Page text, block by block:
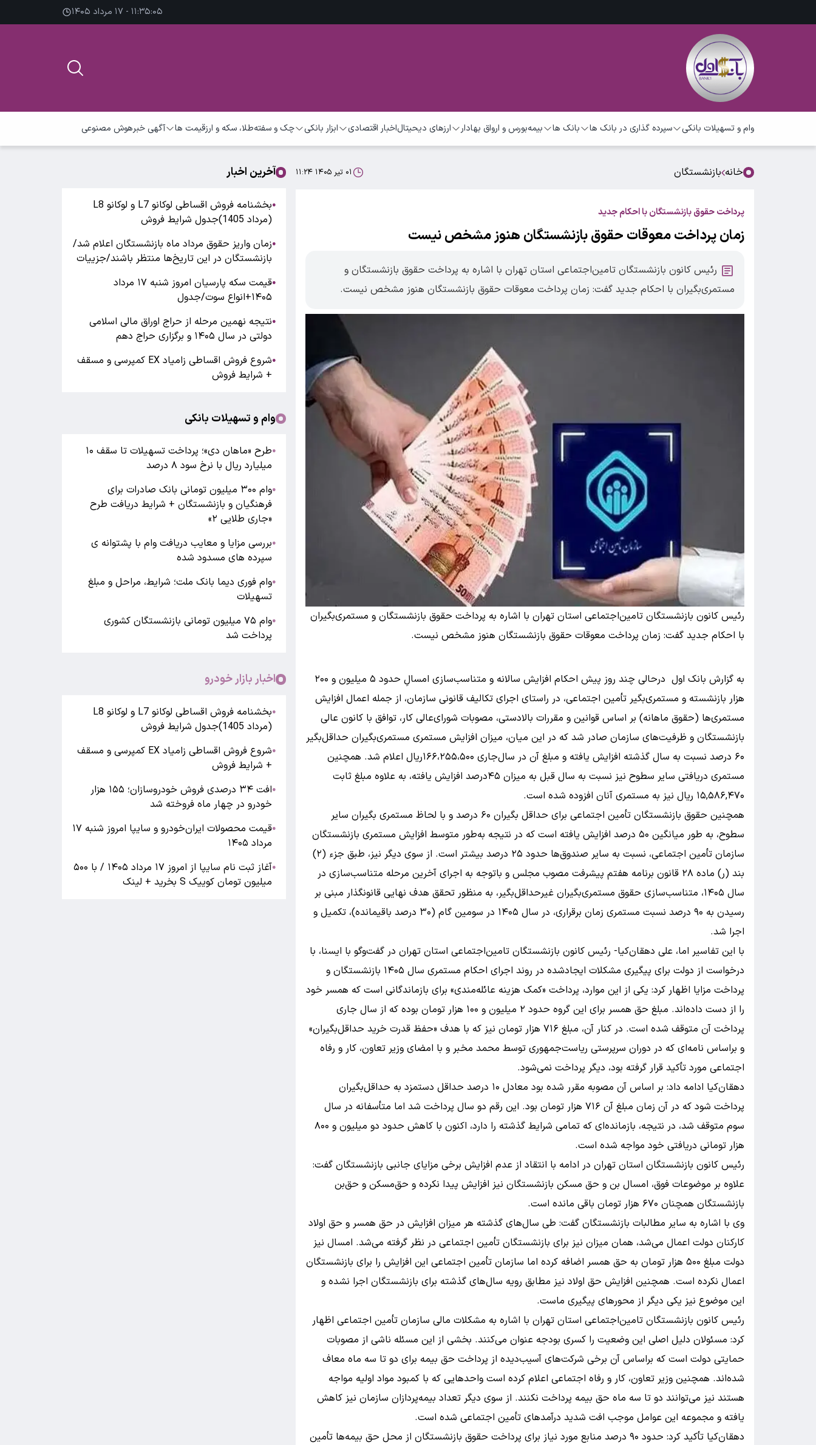
۱۱:۳۵:۰۶ - ۱۷ مرداد ۱۴۰۵
وام و تسهیلات بانکی سپرده گذاری در بانک ها بانک ها بیمهبورس و ارواق بهادار ارزهای دیحیتالاخبار اقتصادی ابزار بانکی چک و سفتهطلا، سکه و ارزقیمت ها آگهی خبرهوش مصنوعی
خانه بازنشستگان ۰۱ تیر ۱۴۰۵ ۱۱:۲۴
پرداخت حقوق بازنشستگان با احکام جدید
زمان پرداخت معوقات حقوق بازنشستگان هنوز مشخص نیست
رئیس کانون بازنشستگان تامین‌اجتماعی استان تهران با اشاره به پرداخت حقوق بازنشستگان و
مستمری‌بگیران با احکام جدید گفت: زمان پرداخت معوقات حقوق بازنشستگان هنوز مشخص نیست.
رئیس کانون بازنشستگان تامین‌اجتماعی استان تهران با اشاره به پرداخت حقوق بازنشستگان و مستمری‌بگیران
با احکام جدید گفت: زمان پرداخت معوقات حقوق بازنشستگان هنوز مشخص نیست.
به گزارش بانک اول درحالی چند روز پیش احکام افزایش سالانه و متناسب‌سازی امسالِ‌ حدود ۵ میلیون و ۲۰۰
هزار بازنشسته و مستمری‌بگیر تأمین اجتماعی، در راستای اجرای تکالیف قانونی سازمان، از جمله اعمال افزایش
مستمری‌ها (حقوق ماهانه) بر اساس قوانین و مقررات بالادستی، مصوبات شورای‌عالی کار، توافق با کانون عالی
بازنشستگان و ظرفیت‌های سازمان صادر شد که در این میان، میزان افزایش مستمری مستمری‌بگیران حداقل‌بگیر
۶۰ درصد نسبت به سال گذشته افزایش یافته و مبلغ آن در سال‌جاری ۱۶۶،۲۵۵،۵۰۰ریال اعلام شد. همچنین
مستمری دریافتی سایر سطوح نیز نسبت به سال قبل به میزان ۴۵درصد افزایش یافته، به علاوه مبلغ ثابت
۱۵,۵۸۶,۴۷۰ ریال نیز به مستمری آنان افزوده شده است.
همچنین حقوق بازنشستگان تأمین اجتماعی برای حداقل بگیران ۶۰ درصد و با لحاظ مستمری بگیران سایر
سطوح، به طور میانگین ۵۰ درصد افزایش یافته است که در نتیجه به‌طور متوسط افزایش مستمری بازنشستگان
سازمان تأمین اجتماعی، نسبت به سایر صندوق‌ها حدود ۲۵ درصد بیشتر است. از سوی دیگر نیز، طبق جزء (۲)
بند (ر) ماده ۲۸ قانون برنامه هفتم پیشرفت مصوب مجلس و باتوجه به اجرای آخرین مرحله متناسب‌سازی در
سال ۱۴۰۵، متناسب‌سازی حقوق مستمری‌بگیران غیرحداقل‌بگیر، به منظور تحقق هدف نهایی قانونگذار مبنی بر
رسیدن به ۹۰ درصد نسبت مستمری زمان برقراری، در سال ۱۴۰۵ در سومین گام (۳۰ درصد باقیمانده)، تکمیل و
اجرا شد.
با این تفاسیر اما، علی دهقان‌کیا- رئیس کانون بازنشستگان تامین‌اجتماعی استان تهران در گفت‌وگو با ایسنا، با
درخواست از دولت برای پیگیری مشکلات ایجادشده در روند اجرای احکام مستمری سال ۱۴۰۵ بازنشستگان و
پرداخت مزایا اظهار کرد: یکی از این موارد، پرداخت «کمک هزینه عائله‌مندی» برای بازماندگانی است که همسر خود
را از دست داده‌اند. مبلغ حق همسر برای این گروه حدود ۲ میلیون و ۱۰۰ هزار تومان بوده که از سال جاری
پرداخت آن متوقف شده است. در کنار آن، مبلغ ۷۱۶ هزار تومان نیز که با هدف «حفظ قدرت خرید حداقل‌بگیران»
و براساس نامه‌ای که در دوران سرپرستی ریاست‌جمهوری توسط محمد مخبر و با امضای وزیر تعاون، کار و رفاه
اجتماعی مورد تأکید قرار گرفته بود، دیگر پرداخت نمی‌شود.
دهقان‌کیا ادامه داد: بر اساس آن مصوبه مقرر شده بود معادل ۱۰ درصد حداقل دستمزد به حداقل‌بگیران
پرداخت شود که در آن زمان مبلغ آن ۷۱۶ هزار تومان بود. این رقم دو سال پرداخت شد اما متأسفانه در سال
سوم متوقف شد، در نتیجه، بازمانده‌ای که تمامی شرایط گذشته را دارد، اکنون با کاهش حدود دو میلیون و ۸۰۰
هزار تومانی دریافتی خود مواجه شده است.
رئیس کانون بازنشستگان استان تهران در ادامه با انتقاد از عدم افزایش برخی مزایای جانبی بازنشستگان گفت:
علاوه بر موضوعات فوق، امسال بن و حق مسکن بازنشستگان نیز افزایش پیدا نکرده و حق‌مسکن و حق‌بن
بازنشستگان همچنان ۶۷۰ هزار تومان باقی مانده است.
وی با اشاره به سایر مطالبات بازنشستگان گفت: طی سال‌های گذشته هر میزان افزایش در حق همسر و حق اولاد
کارکنان دولت اعمال می‌شد، همان میزان نیز برای بازنشستگان تأمین اجتماعی در نظر گرفته می‌شد. امسال نیز
دولت مبلغ ۵۰۰ هزار تومان به حق همسر اضافه کرده اما سازمان تأمین اجتماعی این افزایش را برای بازنشستگان
اعمال نکرده است. همچنین افزایش حق اولاد نیز مطابق رویه سال‌های گذشته برای بازنشستگان اجرا نشده و
این موضوع نیز یکی دیگر از محورهای پیگیری ماست.
رئیس کانون بازنشستگان تامین‌اجتماعی استان تهران با اشاره به مشکلات مالی سازمان تأمین اجتماعی اظهار
کرد: مسئولان دلیل اصلی این وضعیت را کسری بودجه عنوان می‌کنند. بخشی از این مسئله ناشی از مصوبات
حمایتی دولت است که براساس آن برخی شرکت‌های آسیب‌دیده از پرداخت حق بیمه برای دو تا سه ماه معاف
شده‌اند. همچنین وزیر تعاون، کار و رفاه اجتماعی اعلام کرده است واحدهایی که با کمبود مواد اولیه مواجه
هستند نیز می‌توانند دو تا سه ماه حق بیمه پرداخت نکنند. از سوی دیگر تعداد بیمه‌پردازان سازمان نیز کاهش
یافته و مجموعه این عوامل موجب افت شدید درآمدهای تأمین اجتماعی شده است.
دهقان‌کیا تأکید کرد: حدود ۹۰ درصد منابع مورد نیاز برای پرداخت حقوق بازنشستگان از محل حق بیمه‌ها تأمین
آخرین اخبار
●
بخشنامه فروش اقساطی لوکانو L7 و لوکانو L8
(مرداد 1405)جدول شرایط فروش
●زمان واریز حقوق مرداد ماه بازنشستگان اعلام شد/
بازنشستگان در این تاریخ‌ها منتظر باشند/جزییات
●
قیمت سکه پارسیان امروز شنبه ۱۷ مرداد
۱۴۰۵+انواع سوت/جدول
●نتیجه نهمین مرحله از حراج اوراق مالی اسلامی
دولتی در سال ۱۴۰۵ و برگزاری حراج دهم
●
شروع فروش اقساطی زامیاد EX کمپرسی و مسقف
+ شرایط فروش
وام و تسهیلات بانکی
●
طرح «ماهان دی»؛ پرداخت تسهیلات تا سقف ۱۰
میلیارد ریال با نرخ سود ۸ درصد
●
وام ۳۰۰ میلیون تومانی بانک صادرات برای
فرهنگیان و بازنشستگان + شرایط دریافت طرح
«جاری طلایی ۲»
●بررسی مزایا و معایب دریافت وام با پشتوانه ی
سپرده های مسدود شده
●وام فوری دیما بانک ملت؛ شرایط، مراحل و مبلغ
تسهیلات
●
وام ۷۵ میلیون تومانی بازنشستگان کشوری
پرداخت شد
اخبار بازار خودرو
●
بخشنامه فروش اقساطی لوکانو L7 و لوکانو L8
(مرداد 1405)جدول شرایط فروش
●
شروع فروش اقساطی زامیاد EX کمپرسی و مسقف
+ شرایط فروش
●
افت ۳۴ درصدی فروش خودروسازان؛ ۱۵۵ هزار
خودرو در چهار ماه فروخته شد
●
قیمت محصولات ایران‌خودرو و سایپا امروز شنبه ۱۷
مرداد ۱۴۰۵
●
آغاز ثبت نام سایپا از امروز ۱۷ مرداد ۱۴۰۵ / با ۵۰۰
میلیون تومان کوییک S بخرید + لینک